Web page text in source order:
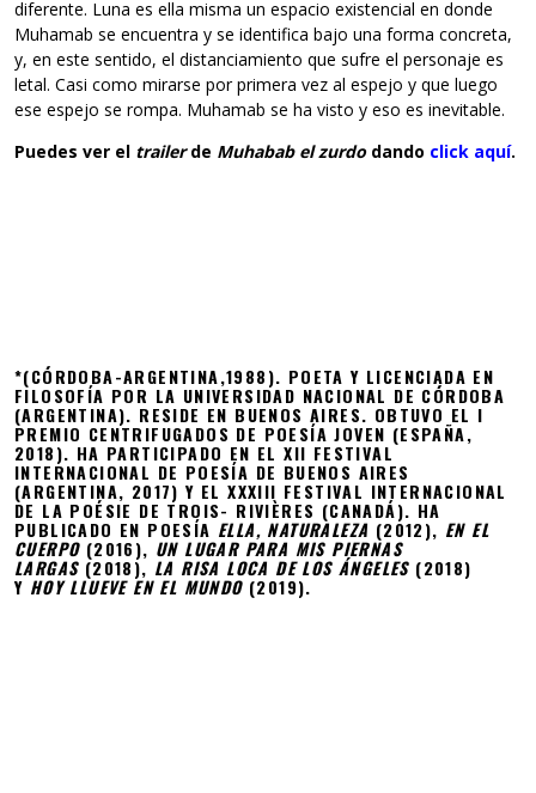
diferente. Luna es ella misma un espacio existencial en donde
Muhamab se encuentra y se identifica bajo una forma concreta,
y, en este sentido, el distanciamiento que sufre el personaje es
letal. Casi como mirarse por primera vez al espejo y que luego
ese espejo se rompa. Muhamab se ha visto y eso es inevitable.
Puedes ver el trailerde Muhabab el zurdodando click aquí.
*(CÓRDOBA-ARGENTINA,1988). POETA Y LICENCIADA EN
FILOSOFÍA POR LA UNIVERSIDAD NACIONAL DE CÓRDOBA
(ARGENTINA). RESIDE EN BUENOS AIRES. OBTUVO EL I
PREMIO CENTRIFUGADOS DE POESÍA JOVEN (ESPAÑA,
2018). HA PARTICIPADO EN EL XII FESTIVAL
INTERNACIONAL DE POESÍA DE BUENOS AIRES
(ARGENTINA, 2017) Y EL XXXIII FESTIVAL INTERNACIONAL
DE LA POÉSIE DE TROIS- RIVIÈRES (CANADÁ). HA
PUBLICADO EN POESÍA ELLA, NATURALEZA (2012), EN EL
CUERPO(2016), UN LUGAR PARA MIS PIERNAS
LARGAS(2018), LA RISA LOCA DE LOS ÁNGELES(2018)
Y HOY LLUEVE EN EL MUNDO(2019).